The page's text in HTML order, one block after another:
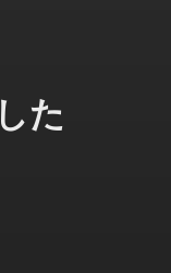
た